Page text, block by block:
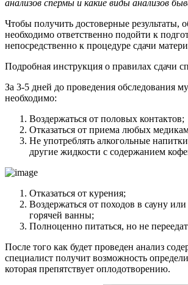
анализов спермы и какие виды анализов
Чтобы получить достоверные результаты,
необходимо ответственно подойти к
непосредственно к процедуре сдачи
Подробная инструкция о правилах сдачи
За 3-5 дней до проведения обследования
необходимо:
Воздержаться от половых контактов;
Отказаться от приема любых
Не употреблять алкогольные
другие жидкости с содержанием
Отказаться от курения;
Воздержаться от походов в сауну
горячей ванны;
Полноценно питаться, но не
После того как будет проведен анализ
специалист получит возможность
которая препятствует оплодотворению.